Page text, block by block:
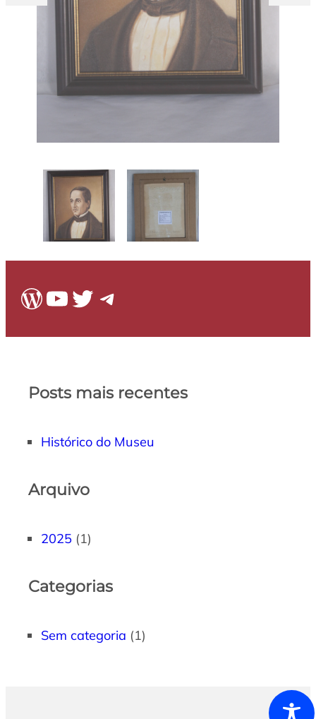
WordPress
Youtube
Twitter
Telegram
Posts mais recentes
Histórico do Museu
Arquivo
2025 (1)
Categorias
Sem categoria (1)